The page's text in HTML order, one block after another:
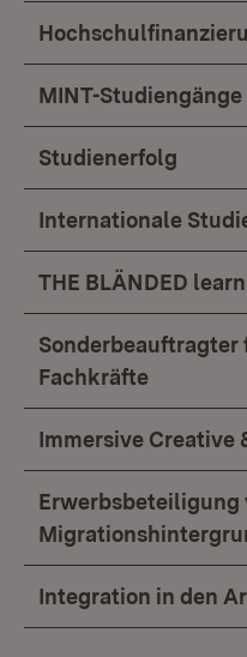
MINT-Studiengänge
Studienerfolg
Internationale
THE BLÄNDED
Sonderbeauftragter
Fachkräfte
Immersive Creative
Erwerbsbeteiligung
Integration in den